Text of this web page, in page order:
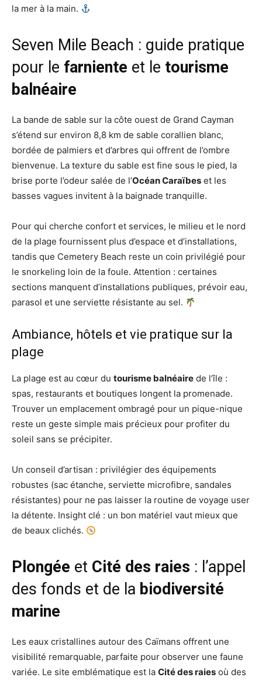
la mer à la main.
Seven Mile Beach : guide pratique
pour le farniente et le tourisme
balnéaire
La bande de sable sur la côte ouest de Grand Cayman
s’étend sur environ 8,8 km de sable corallien blanc,
bordée de palmiers et d’arbres qui offrent de l’ombre
bienvenue. La texture du sable est fine sous le pied, la
brise porte l’odeur salée de l’Océan Caraïbes et les
basses vagues invitent à la baignade tranquille.
Pour qui cherche confort et services, le milieu et le nord
de la plage fournissent plus d’espace et d’installations,
tandis que Cemetery Beach reste un coin privilégié pour
le snorkeling loin de la foule. Attention : certaines
sections manquent d’installations publiques, prévoir eau,
parasol et une serviette résistante au sel.
Ambiance, hôtels et vie pratique sur la
plage
La plage est au cœur du tourisme balnéaire de l’île :
spas, restaurants et boutiques longent la promenade.
Trouver un emplacement ombragé pour un pique-nique
reste un geste simple mais précieux pour profiter du
soleil sans se précipiter.
Un conseil d’artisan : privilégier des équipements
robustes (sac étanche, serviette microfibre, sandales
résistantes) pour ne pas laisser la routine de voyage user
la détente. Insight clé : un bon matériel vaut mieux que
de beaux clichés.
Plongée et Cité des raies : l’appel
des fonds et de la biodiversité
marine
Les eaux cristallines autour des Caïmans offrent une
visibilité remarquable, parfaite pour observer une faune
variée. Le site emblématique est la Cité des raies où des